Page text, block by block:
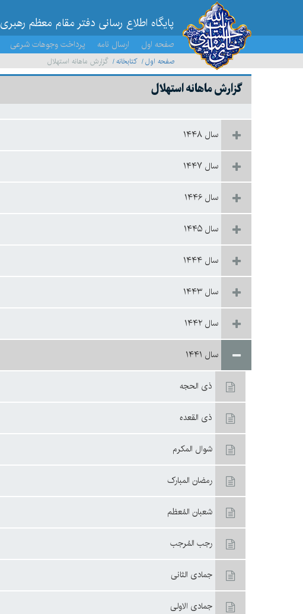
پایگاه اطلاع رسانی دفتر مقام معظم رهبری
صفحه اول ارسال نامه پرداخت وجوهات شرعی
صفحه اول کتابخانه گزارش ماهانه استهلال
گزارش ماهانه استهلال
سال ۱۴۴۸
سال ۱۴۴۷
سال ۱۴۴۶
سال ۱۴۴۵
سال ۱۴۴۴
سال ۱۴۴۳
سال ۱۴۴۲
سال ۱۴۴۱
ذی الحجه
ذی القعده
شوال المکرم
رمضان المبارک
شعبان المُعظم
رجب المُرجب
جمادی الثانی
جمادی الاولی